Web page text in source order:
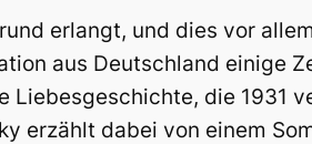
erlangt, und dies vor
aus Deutschland einige
Liebesgeschichte, die 1931
erzählt dabei von einem